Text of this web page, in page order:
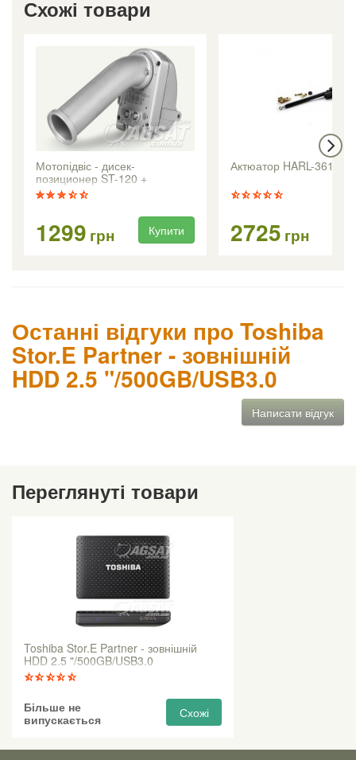
Схожі товари
Мотопідвіс - дисек-
позиционер ST-120 +
1299 грн Купити
Актюатор HARL-3618 +
2725 грн
Останні відгуки про Toshiba
Stor.E Partner - зовнішній
HDD 2.5 "/500GB/USB3.0
Написати відгук
Переглянуті товари
Toshiba Stor.E Partner - зовнішній
HDD 2.5 "/500GB/USB3.0
Більше не
випускається
Схожі